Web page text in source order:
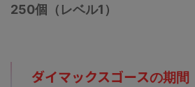
250個（レベル1）
ダイマックスゴースの期間